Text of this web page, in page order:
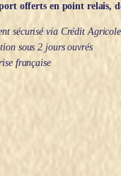
offerts en point relais,
sécurisé via Crédit Agricole
sous 2 jours ouvrés
française